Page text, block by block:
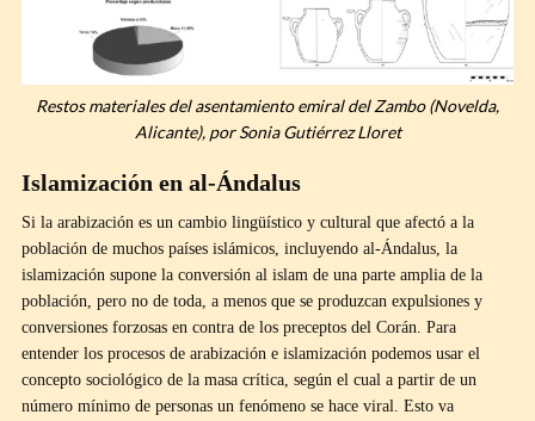
Restos materiales del asentamiento emiral del Zambo (Novelda,
Alicante), por Sonia Gutiérrez Lloret
Islamización en al-Ándalus
Si la arabización es un cambio lingüístico y cultural que afectó a la
población de muchos países islámicos, incluyendo al-Ándalus, la
islamización supone la conversión al islam de una parte amplia de la
población, pero no de toda, a menos que se produzcan expulsiones y
conversiones forzosas en contra de los preceptos del Corán. Para
entender los procesos de arabización e islamización podemos usar el
concepto sociológico de la masa crítica, según el cual a partir de un
número mínimo de personas un fenómeno se hace viral. Esto va